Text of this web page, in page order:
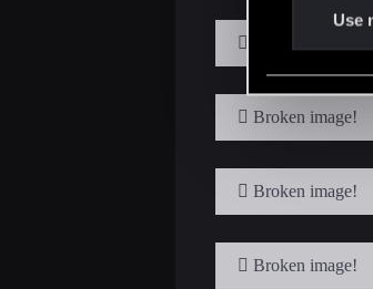
e
l
e
Use